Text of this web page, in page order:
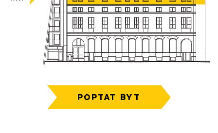
POPTAT BYT